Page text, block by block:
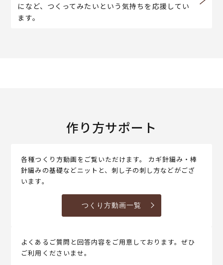
になど、つくってみたいという気持ちを応援してい
ます。
作り方サポート
各種つくり方動画をご覧いただけます。 カギ針編み・棒
針編みの基礎などニットと、刺し子の刺し方などがござ
います。
つくり方動画一覧
よくあるご質問と回答内容をご用意しております。ぜひ
ご利用くださいませ。